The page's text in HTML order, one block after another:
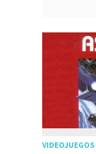
VIDEOJUEGOS